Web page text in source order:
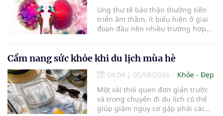
Ung thư tế bào thận thường tiến
triển âm thầm, ít biểu hiện ở giai
đoạn đầu nên nhiều trường hợp
Trường hợp một bệnh nhân 79 tuổi
có khối u tăng gấp đôi kích thước
chỉ sau 4 tháng theo dõi là lời cảnh
báo về sự cần thiết của việc khám
sức khỏe định kỳ, đặc biệt ở người
cao tuổi.
Cẩm nang sức khỏe khi du lịch mùa hè
04:04 | 05/08/2026
Khỏe - Đẹp
Một vài thói quen đơn giản trước
và trong chuyến đi du lịch có thể
giúp giảm nguy cơ gặp phải các